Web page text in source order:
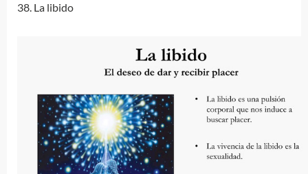
38. La libido